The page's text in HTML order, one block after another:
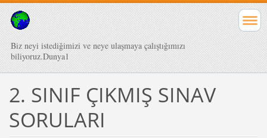
Biz neyi istediğimizi ve neye ulaşmaya çalıştığımızı
biliyoruz.Dunya1
2. SINIF ÇIKMIŞ SINAV
SORULARI